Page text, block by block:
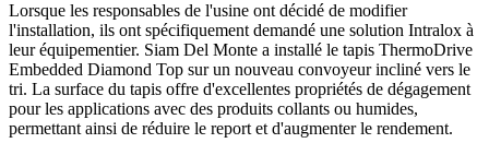
Lorsque les responsables de l'usine ont décidé de modifier
l'installation, ils ont spécifiquement demandé une solution Intralox à
leur équipementier. Siam Del Monte a installé le tapis ThermoDrive
Embedded Diamond Top sur un nouveau convoyeur incliné vers le
tri. La surface du tapis offre d'excellentes propriétés de dégagement
pour les applications avec des produits collants ou humides,
permettant ainsi de réduire le report et d'augmenter le rendement.